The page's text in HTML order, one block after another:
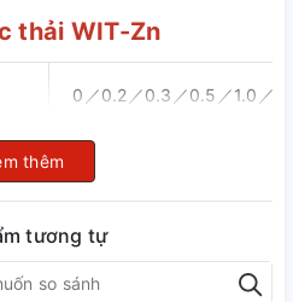
thải WIT-Zn
0／0.2／0.3／0.5／1.0／
50 test/hộp
16.5×10.5×2.5cm
thêm
tương tự